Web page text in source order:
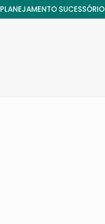
PLANEJAMENTO SUCESSÓRIO